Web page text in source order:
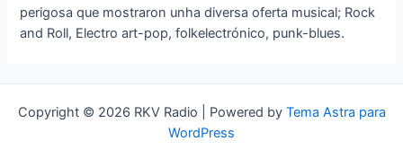
perigosa que mostraron unha diversa oferta musical; Rock
and Roll, Electro art-pop, folkelectrónico, punk-blues.
Copyright © 2026 RKV Radio | Powered by Tema Astra para
WordPress